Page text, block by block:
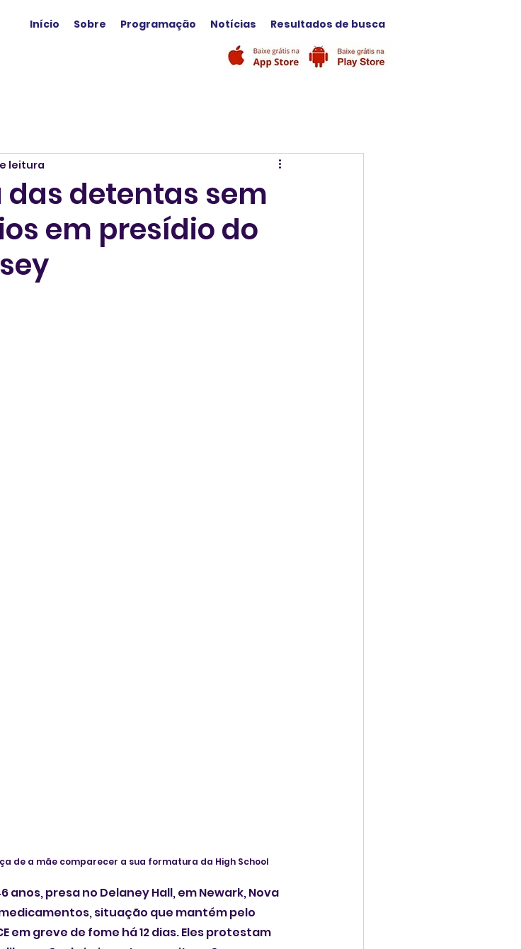
Início Sobre Programação Notícias Resultados de busca
detentas sem
em presídio do
leitura
de a mãe comparecer a sua formatura da High School
anos, presa no Delaney Hall, em Newark, Nova
situação que mantém pelo
em greve de fome há 12 dias. Eles protestam